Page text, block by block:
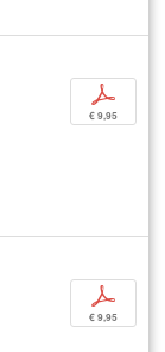
p
€ 9,95
p
€ 9,95